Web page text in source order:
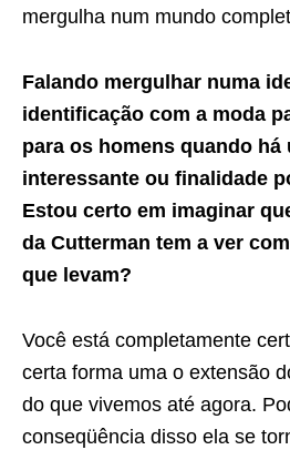
mergulha num mundo
Falando mergulhar numa
identificação com a moda
para os homens quando há
interessante ou finalidade
Estou certo em imaginar
da Cutterman tem a ver
que levam?
Você está completamente
certa forma uma o extensão
do que vivemos até agora.
conseqüência disso ela se